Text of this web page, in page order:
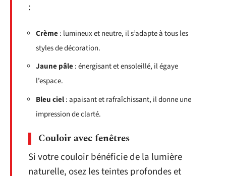
:
Crème: lumineux et neutre, il s’adapte à tous les
styles de décoration.
Jaune pâle: énergisant et ensoleillé, il égaye
l’espace.
Bleu ciel: apaisant et rafraîchissant, il donne une
impression de clarté.
Couloir avec fenêtres
Si votre couloir bénéficie de la lumière
naturelle, osez les teintes profondes et